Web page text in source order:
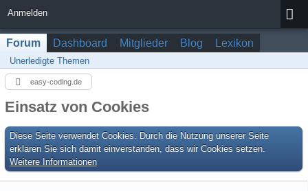
Anmelden
Forum Dashboard Mitglieder Blog Lexikon
Unerledigte Themen
easy-coding.de
Einsatz von Cookies
Diese Seite verwendet Cookies. Durch die Nutzung unserer Seite
erklären Sie sich damit einverstanden, dass wir Cookies setzen.
Weitere Informationen